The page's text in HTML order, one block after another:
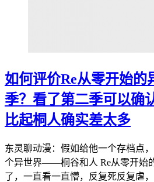
如何评价Re从零开始的
季？看了第二季可以确
比起桐人确实差太多
东灵聊动漫：假如给他一个存档点
个异世界——桐谷和人 Re从零开始
了，一直看一直懵，反复死反复虐